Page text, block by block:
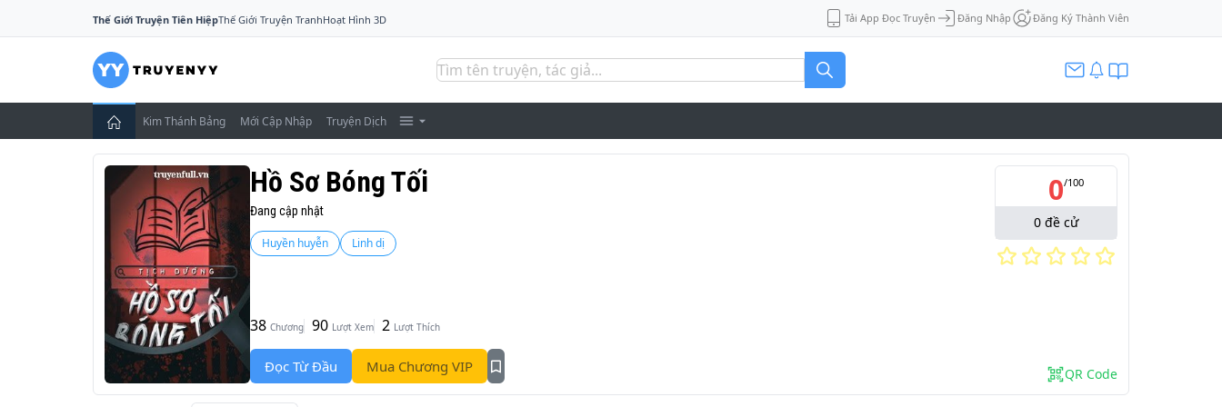
Thế Giới Truyện Tiên HiệpThế Giới Truyện TranhHoạt Hình 3D Tải App Đọc Truyện Đăng Nhập Đăng Ký Thành Viên
Kim Thánh Bảng Mới Cập Nhập Truyện Dịch
Hồ Sơ Bóng Tối
Đang cập nhật
Huyền huyễn Linh dị
38 Chương 90 Lượt Xem 2 Lượt Thích
Đọc Từ Đầu Mua Chương VIP
0/100
0 đề cử
QR Code